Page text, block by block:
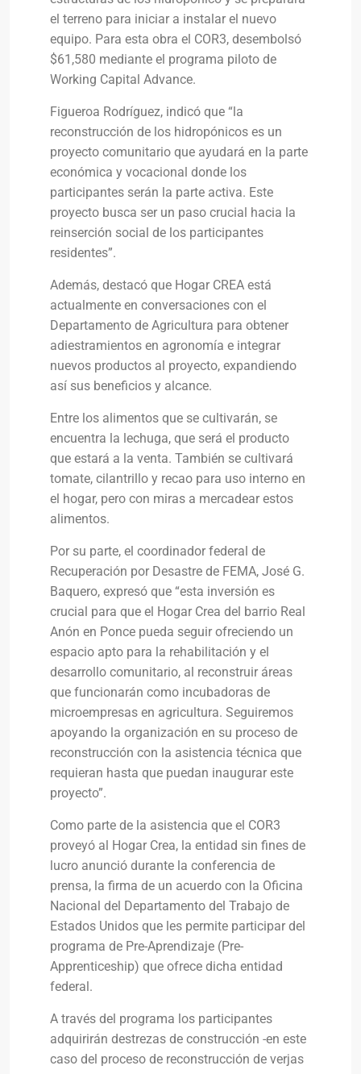
el terreno para iniciar a instalar el nuevo
equipo. Para esta obra el COR3, desembolsó
$61,580 mediante el programa piloto de
Working Capital Advance.
Figueroa Rodríguez, indicó que “la
reconstrucción de los hidropónicos es un
proyecto comunitario que ayudará en la parte
económica y vocacional donde los
participantes serán la parte activa. Este
proyecto busca ser un paso crucial hacia la
reinserción social de los participantes
residentes”.
Además, destacó que Hogar CREA está
actualmente en conversaciones con el
Departamento de Agricultura para obtener
adiestramientos en agronomía e integrar
nuevos productos al proyecto, expandiendo
así sus beneficios y alcance.
Entre los alimentos que se cultivarán, se
encuentra la lechuga, que será el producto
que estará a la venta. También se cultivará
tomate, cilantrillo y recao para uso interno en
el hogar, pero con miras a mercadear estos
alimentos.
Por su parte, el coordinador federal de
Recuperación por Desastre de FEMA, José G.
Baquero, expresó que “esta inversión es
crucial para que el Hogar Crea del barrio Real
Anón en Ponce pueda seguir ofreciendo un
espacio apto para la rehabilitación y el
desarrollo comunitario, al reconstruir áreas
que funcionarán como incubadoras de
microempresas en agricultura. Seguiremos
apoyando la organización en su proceso de
reconstrucción con la asistencia técnica que
requieran hasta que puedan inaugurar este
proyecto”.
Como parte de la asistencia que el COR3
proveyó al Hogar Crea, la entidad sin fines de
lucro anunció durante la conferencia de
prensa, la firma de un acuerdo con la Oficina
Nacional del Departamento del Trabajo de
Estados Unidos que les permite participar del
programa de Pre-Aprendizaje (Pre-
Apprenticeship) que ofrece dicha entidad
federal.
A través del programa los participantes
adquirirán destrezas de construcción -en este
caso del proceso de reconstrucción de verjas